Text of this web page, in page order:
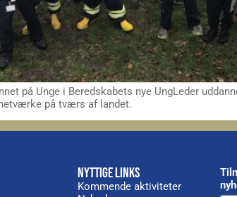
på Unge i Beredskabets nye UngLeder
på tværs af landet.
NYTTIGE LINKS
Kommende aktiviteter